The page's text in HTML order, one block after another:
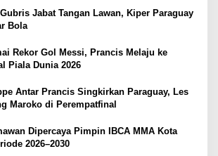
Jabat Tangan Lawan, Kiper Paraguay
Bola
Rekor Gol Messi, Prancis Melaju ke
Piala Dunia 2026
Antar Prancis Singkirkan Paraguay, Les
Maroko di Perempatfinal
Dipercaya Pimpin IBCA MMA Kota
2026–2030